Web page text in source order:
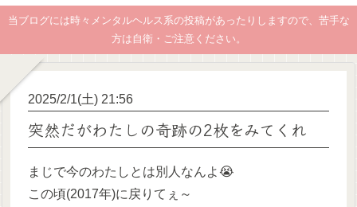
当ブログには時々メンタルヘルス系の投稿があったりしますので、苦手な
方は自衛・ご注意ください。
2025/2/1(土) 21:56
突然だがわたしの奇跡の2枚をみてくれ
まじで今のわたしとは別人なんよ😭
この頃(2017年)に戻りてぇ～